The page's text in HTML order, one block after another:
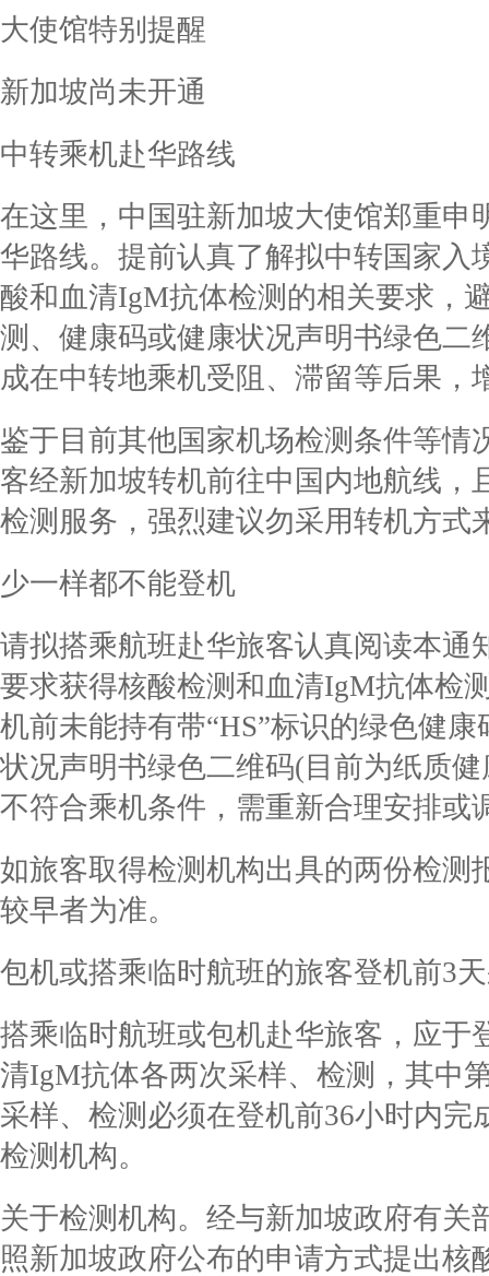
大使馆特别提醒
新加坡尚未开通
中转乘机赴华路线
在这里，中国驻新加坡大使馆郑重申
华路线。提前认真了解拟中转国家入
酸和血清IgM抗体检测的相关要求，
测、健康码或健康状况声明书绿色二
成在中转地乘机受阻、滞留等后果，
鉴于目前其他国家机场检测条件等情
客经新加坡转机前往中国内地航线，
检测服务，强烈建议勿采用转机方式
少一样都不能登机
请拟搭乘航班赴华旅客认真阅读本通
要求获得核酸检测和血清IgM抗体检
机前未能持有带“HS”标识的绿色健
状况声明书绿色二维码(目前为纸质
不符合乘机条件，需重新合理安排或
如旅客取得检测机构出具的两份检测
较早者为准。
包机或搭乘临时航班的旅客登机前3
搭乘临时航班或包机赴华旅客，应于
清IgM抗体各两次采样、检测，其中
采样、检测必须在登机前36小时内完
检测机构。
关于检测机构。经与新加坡政府有关
照新加坡政府公布的申请方式提出核